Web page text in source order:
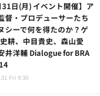
31日(月) イベント開催】ア
督・プロデューサーたち
シーで何を得たのか？ゲ
耕、中目貴史、森山愛
井洋輔 Dialogue for BRA
Fri 9:30